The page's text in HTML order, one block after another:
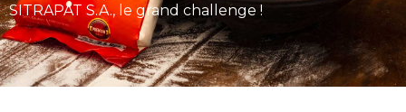
SITRAPAT S.A., le grand challenge !